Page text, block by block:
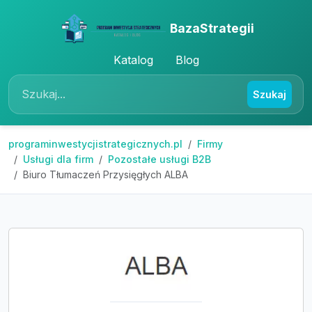
BazaStrategii
Katalog Blog
Szukaj
programinwestycjistrategicznych.pl
Firmy
Usługi dla firm
Pozostałe usługi B2B
Biuro Tłumaczeń Przysięgłych ALBA